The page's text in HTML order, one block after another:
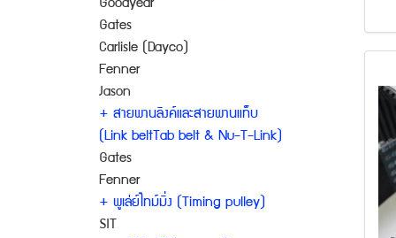
Goodyear
Gates
Carlisle (Dayco)
Fenner
Jason
+ สายพานลิงค์และสายพานแท็บ
(Link beltTab belt & Nu-T-Link)
Gates
Fenner
+ พูเล่ย์ไทม์มิ่ง (Timing pulley)
SIT